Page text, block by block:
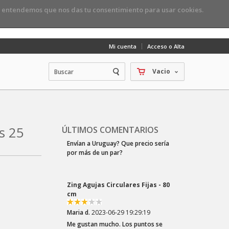
entendemos que nos das tu consentimiento para usar cookies.
Mi cuenta Acceso o Alta
Vacio
ÚLTIMOS COMENTARIOS
Zing Agujas Circulares Fijas - 80
Maria d.2023-06-29 19:29:19
Me gustan mucho. Los puntos se
deslizan muy bien
Zing Dobles Puntas - 15 cm
25